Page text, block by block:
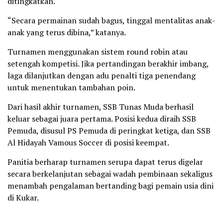
“Secara permainan sudah bagus, tinggal mentalitas anak-
anak yang terus dibina,” katanya.
Turnamen menggunakan sistem round robin atau
setengah kompetisi. Jika pertandingan berakhir imbang,
laga dilanjutkan dengan adu penalti tiga penendang
untuk menentukan tambahan poin.
Dari hasil akhir turnamen, SSB Tunas Muda berhasil
keluar sebagai juara pertama. Posisi kedua diraih SSB
Pemuda, disusul PS Pemuda di peringkat ketiga, dan SSB
Al Hidayah Vamous Soccer di posisi keempat.
Panitia berharap turnamen serupa dapat terus digelar
secara berkelanjutan sebagai wadah pembinaan sekaligus
menambah pengalaman bertanding bagi pemain usia dini
di Kukar.